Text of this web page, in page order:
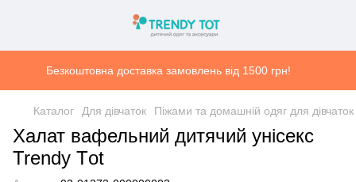
Безкоштовна доставка замовлень від 1500 грн!
Каталог Для дівчаток Піжами та домашній одяг для дівчаток
Халат вафельний дитячий унісекс
Trendy Тot